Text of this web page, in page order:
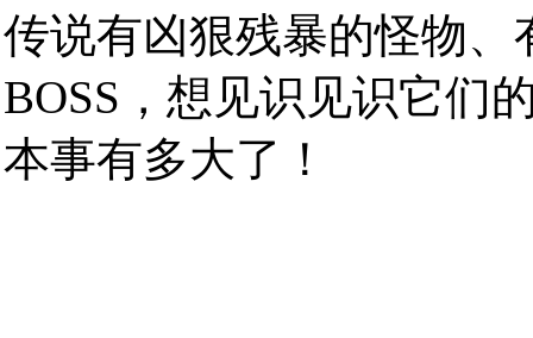
传说有凶狠残暴的怪物
BOSS，想见识见识它们
本事有多大了！